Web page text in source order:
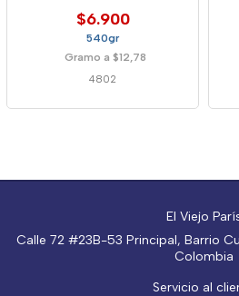
$6.900
540gr
Gramo a $12,78
4802
El Viejo
Calle 72 #23B-53 Principal, Barrio
Colombia
Servicio al